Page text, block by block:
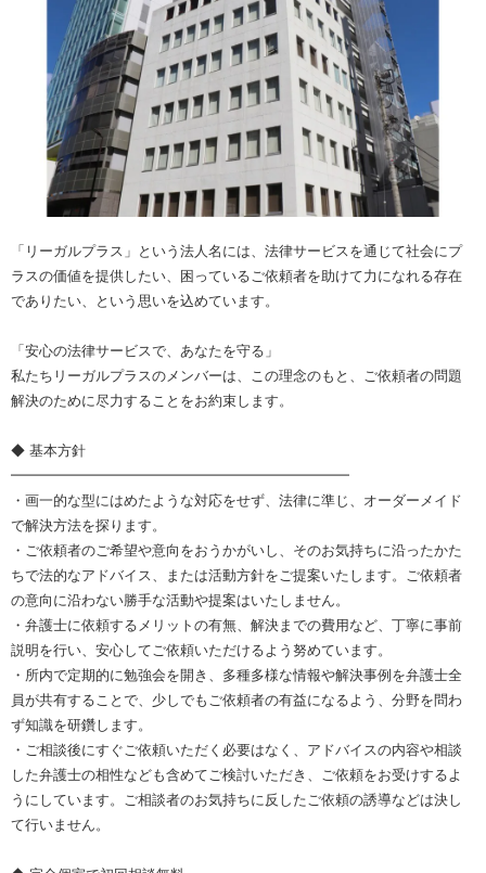
「リーガルプラス」という法人名には、法律サービスを通じて社会にプ
ラスの価値を提供したい、困っているご依頼者を助けて力になれる存在
でありたい、という思いを込めています。
「安心の法律サービスで、あなたを守る」
私たちリーガルプラスのメンバーは、この理念のもと、ご依頼者の問題
解決のために尽力することをお約束します。
◆ 基本方針
━━━━━━━━━━━━━━━━━━━━━━━━
・画一的な型にはめたような対応をせず、法律に準じ、オーダーメイド
で解決方法を探ります。
・ご依頼者のご希望や意向をおうかがいし、そのお気持ちに沿ったかた
ちで法的なアドバイス、または活動方針をご提案いたします。ご依頼者
の意向に沿わない勝手な活動や提案はいたしません。
・弁護士に依頼するメリットの有無、解決までの費用など、丁寧に事前
説明を行い、安心してご依頼いただけるよう努めています。
・所内で定期的に勉強会を開き、多種多様な情報や解決事例を弁護士全
員が共有することで、少しでもご依頼者の有益になるよう、分野を問わ
ず知識を研鑽します。
・ご相談後にすぐご依頼いただく必要はなく、アドバイスの内容や相談
した弁護士の相性なども含めてご検討いただき、ご依頼をお受けするよ
うにしています。ご相談者のお気持ちに反したご依頼の誘導などは決し
て行いません。